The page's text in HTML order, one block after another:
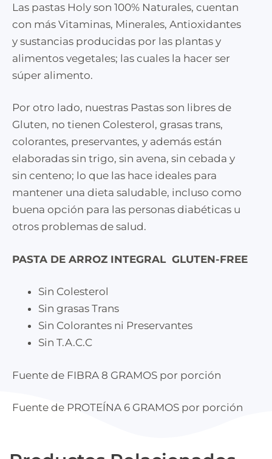
Las pastas Holy son 100% Naturales, cuentan
con más Vitaminas, Minerales, Antioxidantes
y sustancias producidas por las plantas y
alimentos vegetales; las cuales la hacer ser
súper alimento.
Por otro lado, nuestras Pastas son libres de
Gluten, no tienen Colesterol, grasas trans,
colorantes, preservantes, y además están
elaboradas sin trigo, sin avena, sin cebada y
sin centeno; lo que las hace ideales para
mantener una dieta saludable, incluso como
buena opción para las personas diabéticas u
otros problemas de salud.
PASTA DE ARROZ INTEGRAL GLUTEN-FREE
Sin Colesterol
Sin grasas Trans
Sin Colorantes ni Preservantes
Sin T.A.C.C
Fuente de FIBRA 8 GRAMOS por porción
Fuente de PROTEÍNA 6 GRAMOS por porción